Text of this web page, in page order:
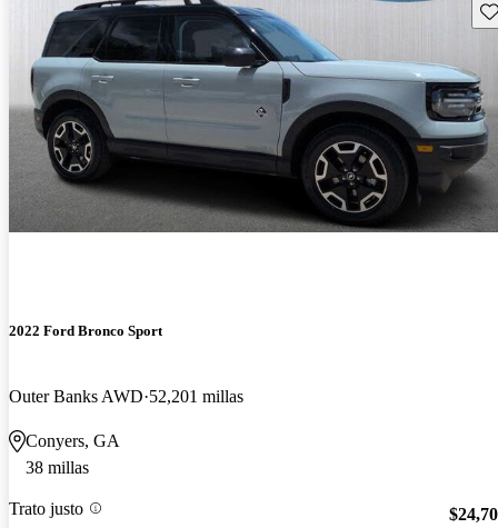
2022 Ford Bronco Sport
Outer Banks AWD 52,201 millas
Conyers, GA
38 millas
Trato justo